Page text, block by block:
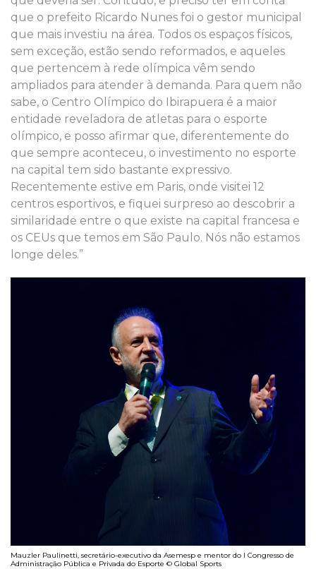
que o prefeito Ricardo Nunes foi o gestor municipal
que mais investiu na área. Todos os espaços físicos,
sem exceção, estão sendo reformados, e aqueles
que pertencem à rede olímpica vêm sendo
ampliados para atender à demanda. Para quem não
sabe, o Centro Olímpico do Ibirapuera é a maior
entidade reveladora de atletas para o esporte
olímpico, e posso afirmar que, diferentemente do
que sempre aconteceu, o investimento no esporte
na capital tem sido bastante expressivo.
Recentemente estive em Paris, onde visitei 12
centros esportivos, e fiquei surpreso ao descobrir a
similaridade entre o que existe na capital francesa e
os CEUs que temos em São Paulo. Nós não estamos
longe deles.”
Mauzler Paulinetti, secretário-executivo da Asemesp e mentor do I Congresso de
Administração Pública e Privada do Esporte © Global Sports